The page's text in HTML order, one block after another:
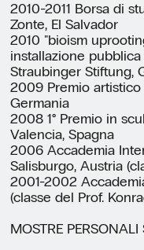
2010-2011 Borsa di
Zonte, El Salvador
2010 "bioism
installazione
Straubinger Stiftung,
2009 Premio artistico
Germania
2008 1° Premio in
Valencia, Spagna
2006 Accademia
Salisburgo, Austria
2001-2002
(classe del Prof.
MOSTRE PERSONALI